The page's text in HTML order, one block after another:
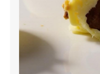
CONTACTO